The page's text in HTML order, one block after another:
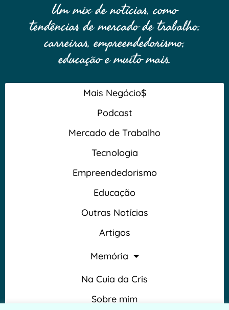
Um mix de notícias, como
tendências de mercado de trabalho,
carreiras, empreendedorismo,
educação e muito mais.
Mais Negócio$
Podcast
Mercado de Trabalho
Tecnologia
Empreendedorismo
Educação
Outras Notícias
Artigos
Memória
Na Cuia da Cris
Sobre mim